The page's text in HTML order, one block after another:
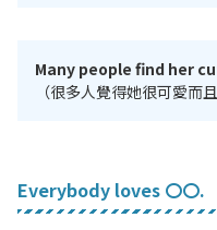
Many people find her
（很多人覺得她很可愛而
Everybody loves 〇〇.